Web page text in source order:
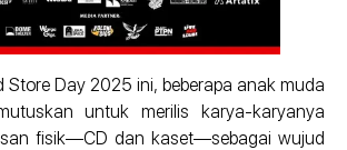
Store Day 2025 ini, beberapa anak muda
untuk merilis karya-karyanya
fisik—CD dan kaset—sebagai wujud